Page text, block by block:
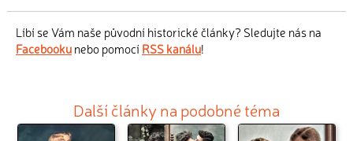
Líbí se Vám naše původní historické články? Sledujte nás na
Facebookunebo pomocí RSS kanálu!
Další články na podobné téma